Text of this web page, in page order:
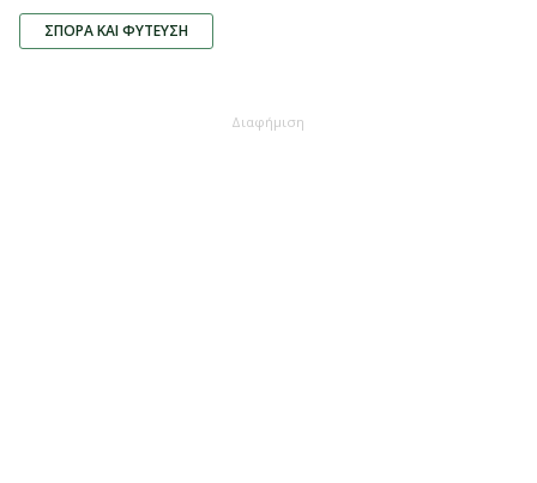
ΣΠΟΡΆ ΚΑΙ ΦΎΤΕΥΣΗ
Διαφήμιση